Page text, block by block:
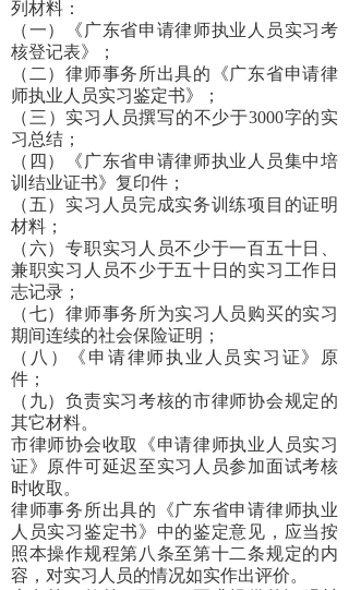
列材料：
（一）《广东省申请律师执业人员实习考
核登记表》；
（二）律师事务所出具的《广东省申请律
师执业人员实习鉴定书》；
（三）实习人员撰写的不少于3000字的实
习总结；
（四）《广东省申请律师执业人员集中培
训结业证书》复印件；
（五）实习人员完成实务训练项目的证明
材料；
（六）专职实习人员不少于一百五十日、
兼职实习人员不少于五十日的实习工作日
志记录；
（七）律师事务所为实习人员购买的实习
期间连续的社会保险证明；
（八）《申请律师执业人员实习证》原
件；
（九）负责实习考核的市律师协会规定的
其它材料。
市律师协会收取《申请律师执业人员实习
证》原件可延迟至实习人员参加面试考核
时收取。
律师事务所出具的《广东省申请律师执业
人员实习鉴定书》中的鉴定意见，应当按
照本操作规程第八条至第十二条规定的内
容，对实习人员的情况如实作出评价。